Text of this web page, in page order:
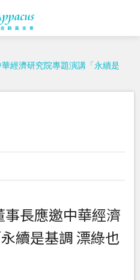
經濟研究院專題演講「永續是
長應邀中華經濟
續是基調 漂綠也